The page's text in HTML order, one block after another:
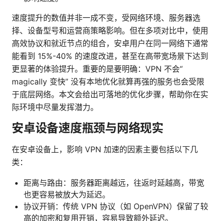
速度提升的数值并非一成不变，受网络环境、服务器选
择、设备型号和运营商策略影响。但在多项对比中，使用
高效协议和就近节点的组合，安卓用户在同一网络下通常
能看到 15%-40% 的速度改进，甚至在高带宽场景下达到
更显著的体验提升。重要的是要明确：VPN 不会“
magically 变快” 没有本地优化就算再强的服务也会受限
于底层网络。本文会给出可落地的优化步骤，帮助你在实
际环境中尽量发挥潜力。
安卓设备速度瓶颈与网络现实
在安卓设备上，影响 VPN 加速的因素主要包括以下几
类：
距离与路由：服务器距离越远，往返时延越高，带宽
也更容易被放大为延迟。
协议开销：传统 VPN 协议（如 OpenVPN）保留了较
高的加密和复用开销，容易导致额外延迟。